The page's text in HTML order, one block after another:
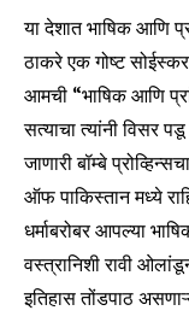
या देशात भाषिक आणि
ठाकरे एक गोष्ट
आमची “भाषिक आणि
सत्याचा त्यांनी विसर
जाणारी बॉम्बे
ऑफ पाकिस्तान मध्ये
धर्माबरोबर आपल्या
वस्त्रानिशी रावी
इतिहास तोंडपाठ